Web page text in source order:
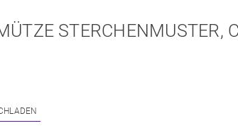
STERCHENMUSTER,